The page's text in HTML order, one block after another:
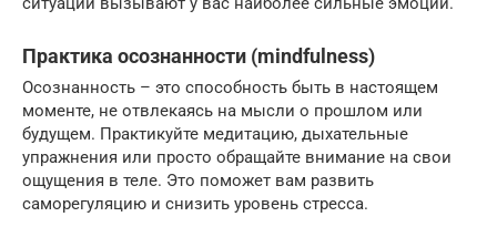
Практика осознанности (mindfulness)
Осознанность – это способность быть в настоящем
моменте, не отвлекаясь на мысли о прошлом или
будущем. Практикуйте медитацию, дыхательные
упражнения или просто обращайте внимание на свои
ощущения в теле. Это поможет вам развить
саморегуляцию и снизить уровень стресса.